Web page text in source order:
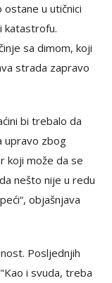
ostane u utičnici
katastrofu.
sa dimom, koji
strada zapravo
bi trebalo da
upravo zbog
koji može da se
nešto nije u redu
objašnjava
Posljednjih
i svuda, treba